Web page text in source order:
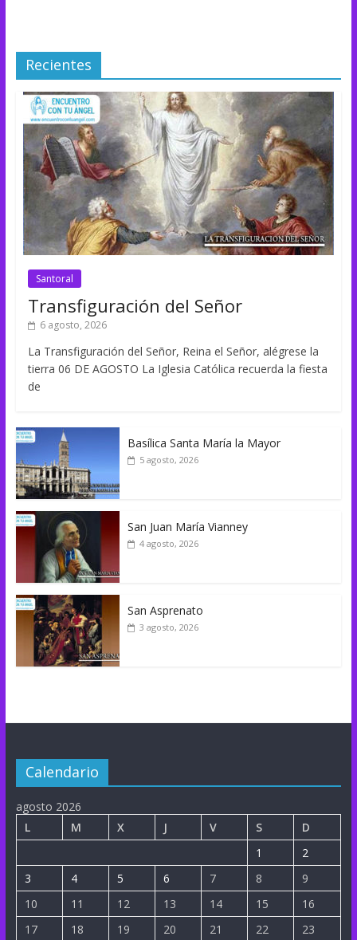
Recientes
Santoral
Transfiguración del Señor
6 agosto, 2026
La Transfiguración del Señor, Reina el Señor, alégrese la
tierra 06 DE AGOSTO La Iglesia Católica recuerda la fiesta
de
Basílica Santa María la Mayor
5 agosto, 2026
San Juan María Vianney
4 agosto, 2026
San Asprenato
3 agosto, 2026
Calendario
agosto 2026
L
M X J V S
D
1
2
3
4 5 6 7 8
9
10
11 12 13 14 15
16
17
18 19 20 21 22
23